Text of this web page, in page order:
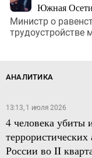
Южная
Министр о
трудоустройстве
АНАЛИТИКА
13:13, 1 июля 2026
4 человека
России во II